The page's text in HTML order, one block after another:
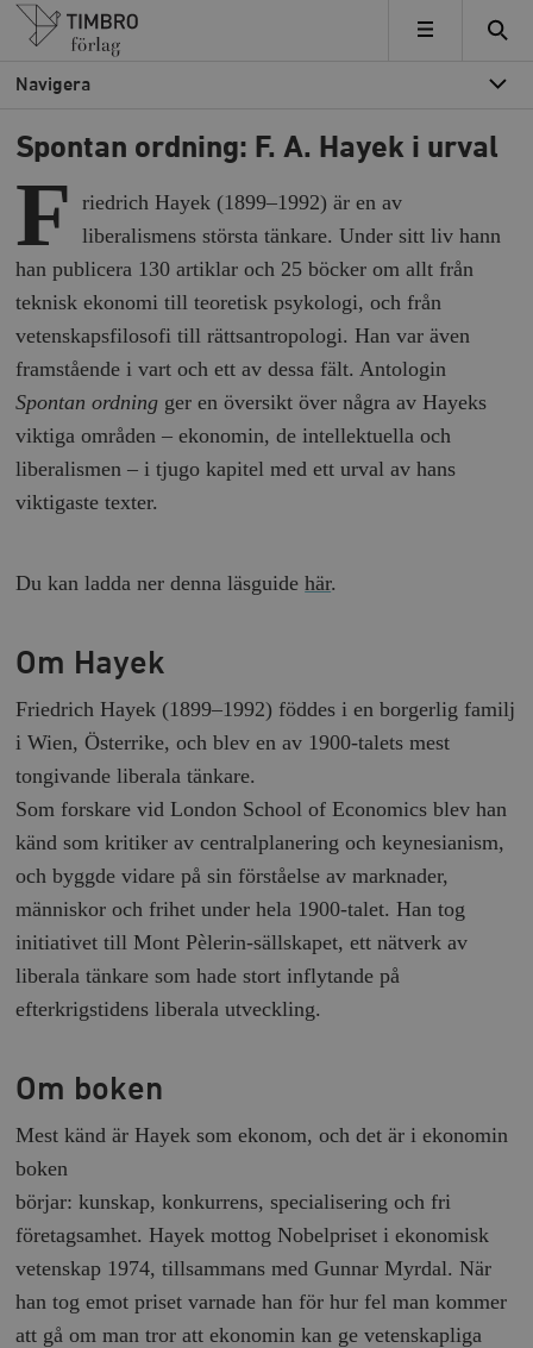
Timbro
MENY
Spontan ordning: F. A. Hayek i urval
F riedrich Hayek (1899–1992) är en av
liberalismens största tänkare. Under sitt liv hann
han publicera 130 artiklar och 25 böcker om allt från
teknisk ekonomi till teoretisk psykologi, och från
vetenskapsfilosofi till rättsantropologi. Han var även
framstående i vart och ett av dessa fält. Antologin
Spontan ordning ger en översikt över några av Hayeks
viktiga områden – ekonomin, de intellektuella och
liberalismen – i tjugo kapitel med ett urval av hans
viktigaste texter.
Du kan ladda ner denna läsguidehär.
Om Hayek
Friedrich Hayek (1899–1992) föddes i en borgerlig familj
i Wien, Österrike, och blev en av 1900-talets mest
tongivande liberala tänkare.
Som forskare vid London School of Economics blev han
känd som kritiker av centralplanering och keynesianism,
och byggde vidare på sin förståelse av marknader,
människor och frihet under hela 1900-talet. Han tog
initiativet till Mont Pèlerin-sällskapet, ett nätverk av
liberala tänkare som hade stort inflytande på
efterkrigstidens liberala utveckling.
Om boken
Mest känd är Hayek som ekonom, och det är i ekonomin
boken
börjar: kunskap, konkurrens, specialisering och fri
företagsamhet. Hayek mottog Nobelpriset i ekonomisk
vetenskap 1974, tillsammans med Gunnar Myrdal. När
han tog emot priset varnade han för hur fel man kommer
att gå om man tror att ekonomin kan ge vetenskapliga
Navigera